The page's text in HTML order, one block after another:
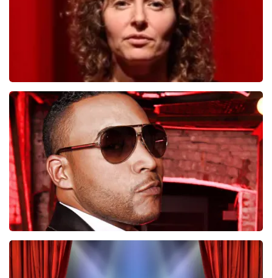
Esther van der Voort
546laatste 30 minuten
BESTEL NU
Don Omar
422 laatste 30 minuten